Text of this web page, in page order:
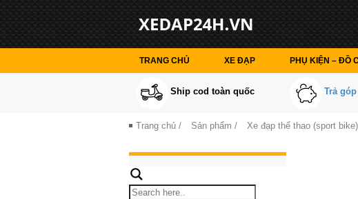
TRANG CHỦ XE ĐẠP PHỤ KIỆN – ĐỒ
Ship cod toàn quốc Trả
Trang chủ / Sản phẩm / Xe đạp thể thao (sport bike)